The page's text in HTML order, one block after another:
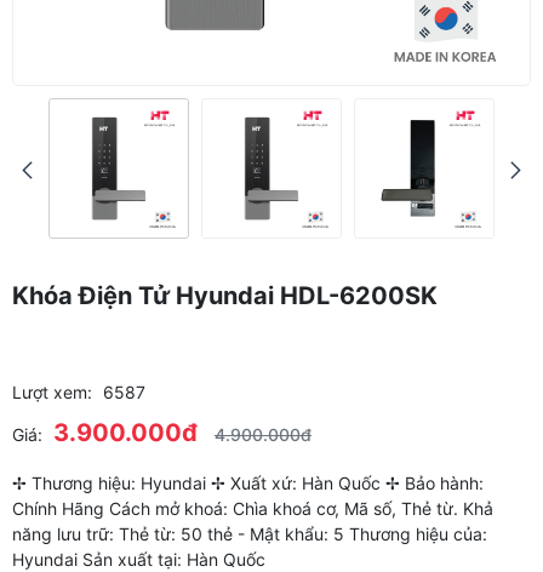
Khóa Điện Tử Hyundai HDL-6200SK
Lượt xem: 6587
Giá: 3.900.000đ 4.900.000đ
✢ Thương hiệu: Hyundai ✢ Xuất xứ: Hàn Quốc ✢ Bảo hành:
Chính Hãng Cách mở khoá: Chìa khoá cơ, Mã số, Thẻ từ. Khả
năng lưu trữ: Thẻ từ: 50 thẻ - Mật khẩu: 5 Thương hiệu của:
Hyundai Sản xuất tại: Hàn Quốc